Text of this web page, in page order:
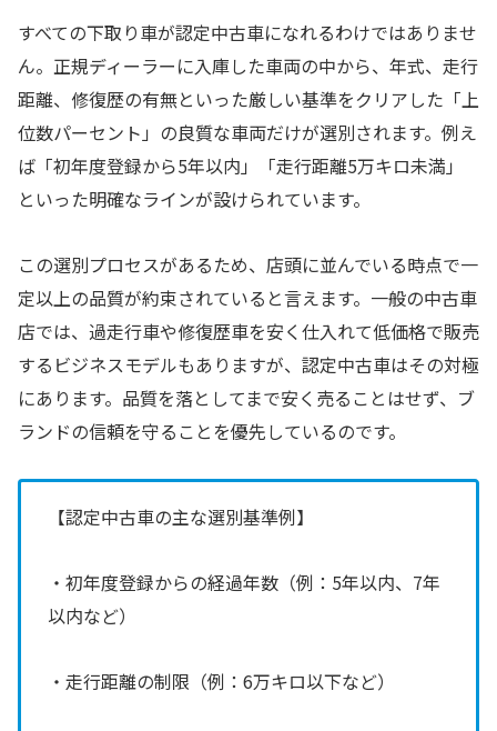
すべての下取り車が認定中古車になれるわけではありませ
ん。正規ディーラーに入庫した車両の中から、年式、走行
距離、修復歴の有無といった厳しい基準をクリアした「上
位数パーセント」の良質な車両だけが選別されます。例え
ば「初年度登録から5年以内」「走行距離5万キロ未満」
といった明確なラインが設けられています。
この選別プロセスがあるため、店頭に並んでいる時点で一
定以上の品質が約束されていると言えます。一般の中古車
店では、過走行車や修復歴車を安く仕入れて低価格で販売
するビジネスモデルもありますが、認定中古車はその対極
にあります。品質を落としてまで安く売ることはせず、ブ
ランドの信頼を守ることを優先しているのです。
【認定中古車の主な選別基準例】
・初年度登録からの経過年数（例：5年以内、7年
以内など）
・走行距離の制限（例：6万キロ以下など）